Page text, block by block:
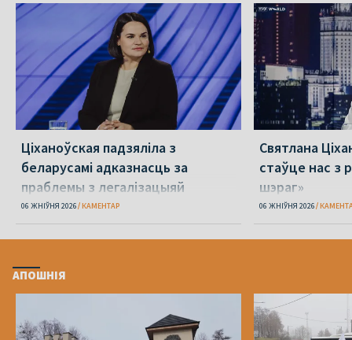
Ціханоўская падзяліла з
беларусамі адказнасць за
праблемы з легалізацыяй
06 ЖНІЎНЯ 2026 КАМЕНТАР
Святлана
стаўце нас з
шэраг»
06 ЖНІЎНЯ 2026
АПОШНІЯ